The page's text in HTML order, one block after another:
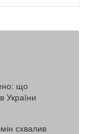
що
України
схвалив